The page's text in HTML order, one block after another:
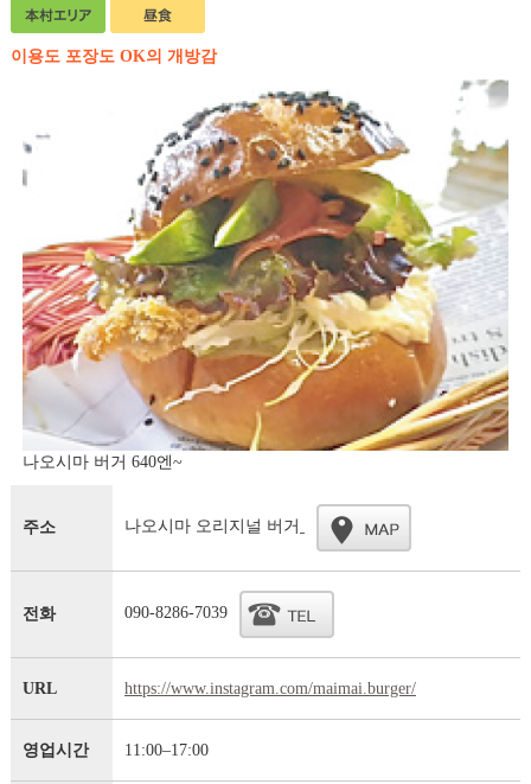
이용도 포장도 OK의 개방감
나오시마 버거 640엔~
주소 나오시마 오리지널 버거
전화 090-8286-7039
URL https://www.instagram.com/maimai.burger/
영업시간 11:00–17:00